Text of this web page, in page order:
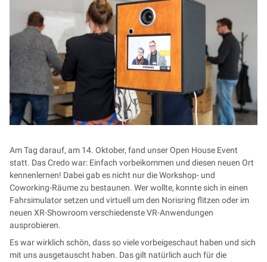
Am Tag darauf, am 14. Oktober, fand unser Open House Event
statt. Das Credo war: Einfach vorbeikommen und diesen neuen Ort
kennenlernen! Dabei gab es nicht nur die Workshop- und
Coworking-Räume zu bestaunen. Wer wollte, konnte sich in einen
Fahrsimulator setzen und virtuell um den Norisring flitzen oder im
neuen XR-Showroom verschiedenste VR-Anwendungen
ausprobieren.
Es war wirklich schön, dass so viele vorbeigeschaut haben und sich
mit uns ausgetauscht haben. Das gilt natürlich auch für die